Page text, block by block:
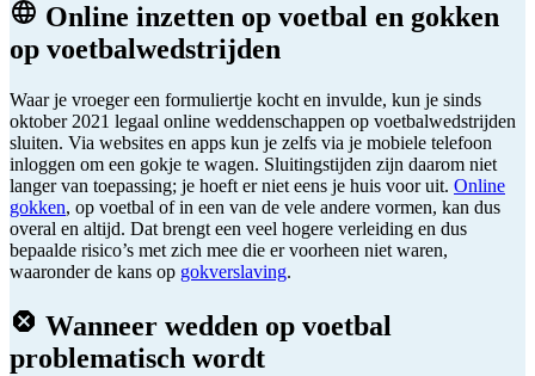
Online inzetten op voetbal en gokken
op voetbalwedstrijden
Waar je vroeger een formuliertje kocht en invulde, kun je sinds
oktober 2021 legaal online weddenschappen op voetbalwedstrijden
sluiten. Via websites en apps kun je zelfs via je mobiele telefoon
inloggen om een gokje te wagen. Sluitingstijden zijn daarom niet
langer van toepassing; je hoeft er niet eens je huis voor uit. Online
gokken, op voetbal of in een van de vele andere vormen, kan dus
overal en altijd. Dat brengt een veel hogere verleiding en dus
bepaalde risico’s met zich mee die er voorheen niet waren,
waaronder de kans op gokverslaving.
Wanneer wedden op voetbal
problematisch wordt